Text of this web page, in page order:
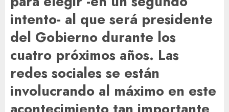
intento- al que será presidente
del Gobierno durante los
cuatro próximos años. Las
redes sociales se están
involucrando al máximo en este